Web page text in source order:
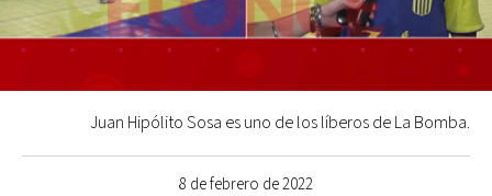
8 de febrero de 2022
Juan Hipólito Sosa es uno de los líberos de La Bomba.